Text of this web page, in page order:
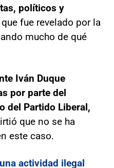
políticos y
que fue revelado por la
mucho de qué
Iván Duque
por parte del
del Partido Liberal,
que no se ha
este caso.
actividad ilegal